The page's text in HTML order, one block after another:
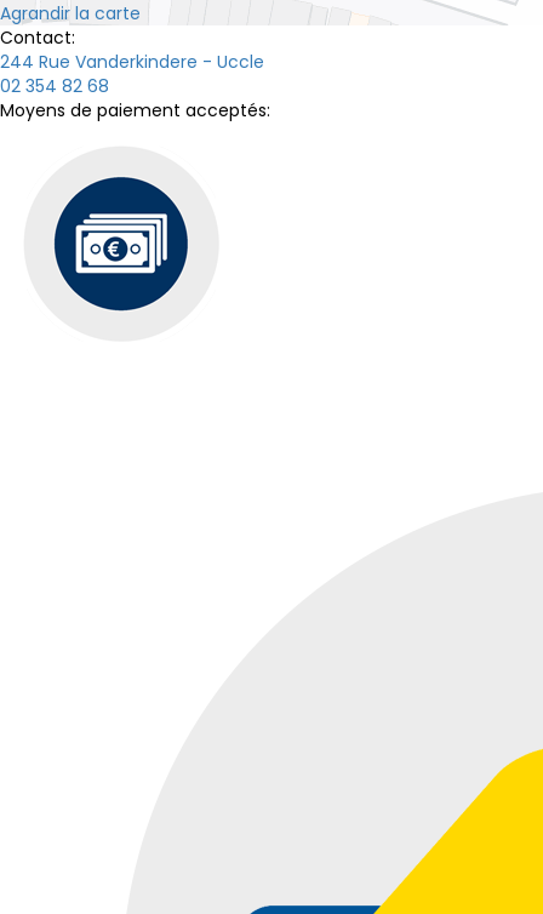
Agrandir la carte
Contact:
244 Rue Vanderkindere - Uccle
02 354 82 68
Moyens de paiement acceptés: